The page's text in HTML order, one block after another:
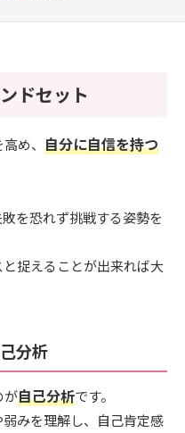
ドセット
め、 自分に自信を持つ
を恐れず挑戦する姿勢を
捉えることが出来れば大
分析
が自己分析です。
みを理解し、自己肯定感